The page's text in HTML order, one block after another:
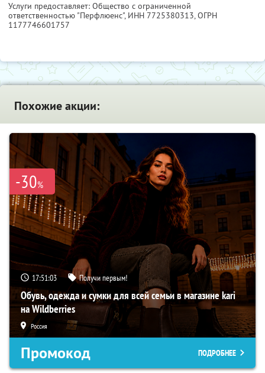
Услуги предоставляет: Общество с ограниченной
ответственностью "Перфлюенс", ИНН 7725380313, ОГРН
1177746601757
Похожие акции:
-30%
17:51:02 Получи первым!
Обувь, одежда и сумки для всей семьи в магазине kari
на Wildberries
Россия
Промокод ПОДРОБНЕЕ